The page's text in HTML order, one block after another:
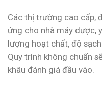
Các thị trường cao cấp,
ứng cho nhà máy dược,
lượng hoạt chất, độ
Quy trình không chuẩn
khâu đánh giá đầu vào.